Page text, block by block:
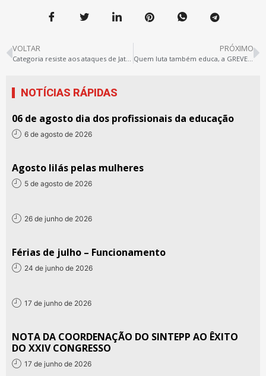
VOLTAR
Categoria resiste aos ataques de Jatene|Helenilson
PRÓXIMO
Quem luta também educa, a GREVE está mantida
NOTÍCIAS RÁPIDAS
06 de agosto dia dos profissionais da educação
6 de agosto de 2026
Agosto lilás pelas mulheres
5 de agosto de 2026
26 de junho de 2026
Férias de julho – Funcionamento
24 de junho de 2026
17 de junho de 2026
NOTA DA COORDENAÇÃO DO SINTEPP AO ÊXITO
DO XXIV CONGRESSO
17 de junho de 2026